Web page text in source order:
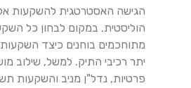
הגישה האסטרטגית להשקעות
הוליסטית. במקום לבחון כל
מתוחכמים בוחנים כיצד
יתר רכיבי התיק. למשל, שילוב
פרטיות, נדל"ן מניב והשקעות